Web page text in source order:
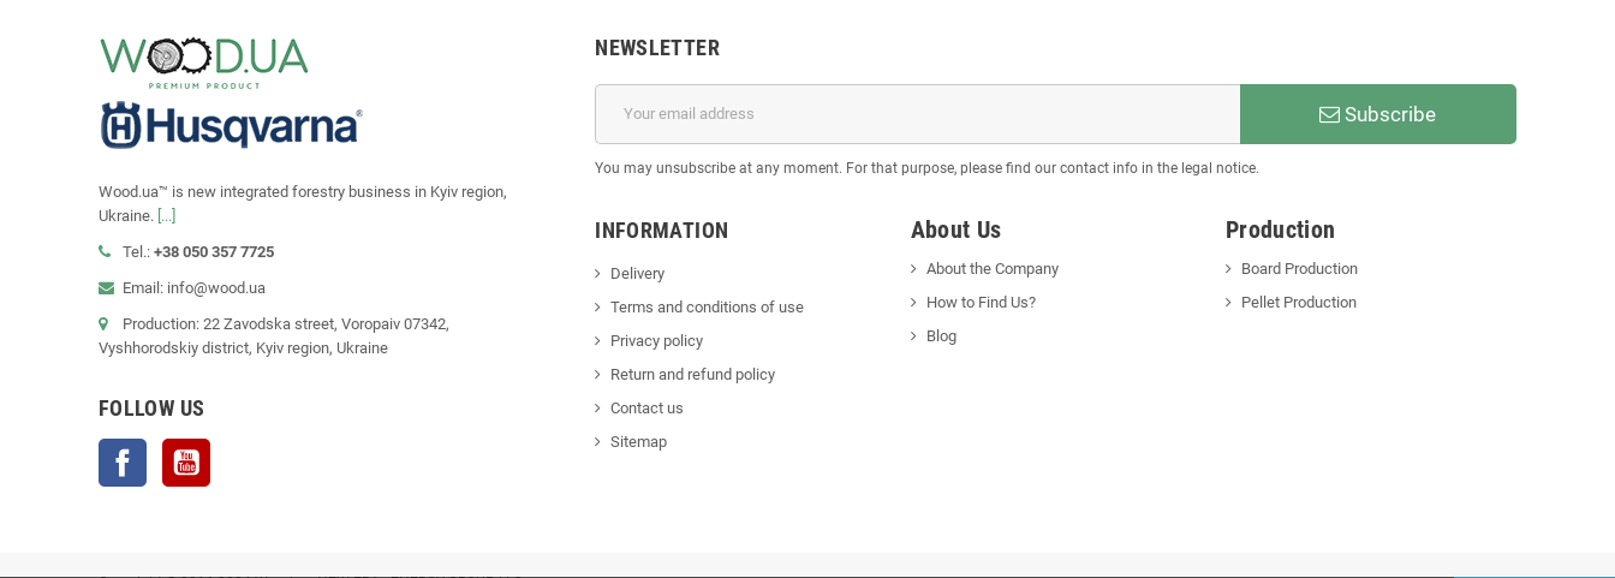
Wood.ua™ is new integrated forestry business in Kyiv region,
Ukraine. [...]
Tel.: +38 050 357 7725
Email: info@wood.ua
Production: 22 Zavodska street, Voropaiv 07342,
Vyshhorodskiy district, Kyiv region, Ukraine
FOLLOW US
Facebook
NEWSLETTER
Subscribe
You may unsubscribe at any moment. For that purpose, please find our contact info in the legal notice.
INFORMATION
Delivery
Terms and conditions of use
Privacy policy
Return and refund policy
Contact us
Sitemap
About Us
About the Company
How to Find Us?
Blog
Production
Board Production
Pellet Production